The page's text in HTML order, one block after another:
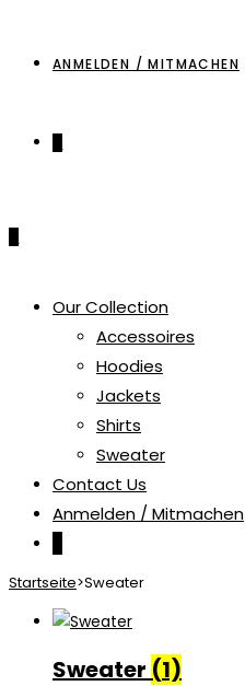
ANMELDEN / MITMACHEN
Our Collection
Accessoires
Hoodies
Jackets
Shirts
Sweater
Contact Us
Anmelden / Mitmachen
Startseite>Sweater
Sweater (1)